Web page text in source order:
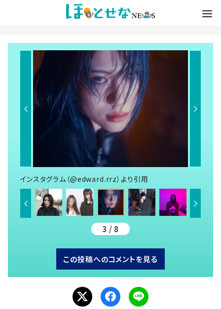
インスタグラム（@edward.rrz）より引用
3 / 8
この投稿へのコメントを見る